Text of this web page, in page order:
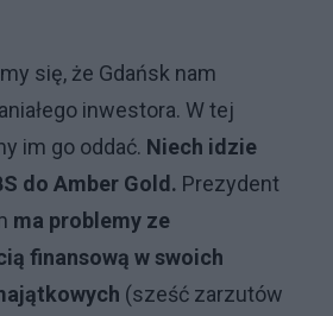
się, że Gdańsk nam
inwestora. W tej
im go oddać. Niech idzie
do Amber Gold. Prezydent
ma problemy ze
finansową w swoich
(sześć zarzutów